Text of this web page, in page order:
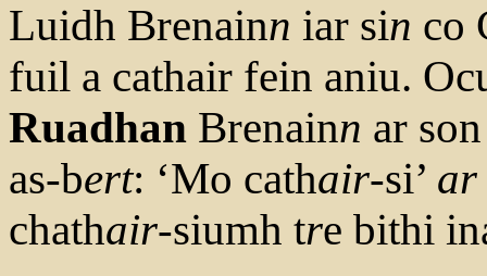
Luidh Brenainn iar sin co
fuil a cathair fein aniu.
Ruadhan Brenainn ar
as-bert: ‘Mo cathair-si’ ar
chathair-siumh tre bithi